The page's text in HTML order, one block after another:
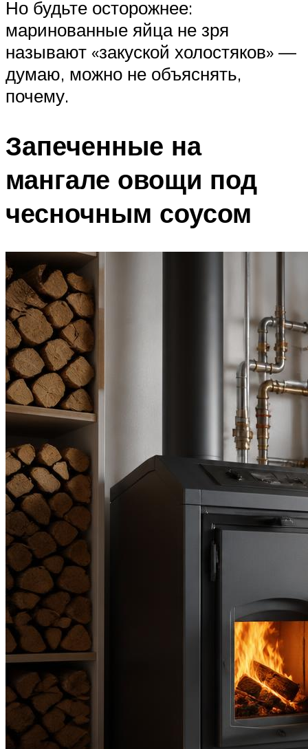
Но будьте осторожнее:
маринованные яйца не зря
называют «закуской холостяков» —
думаю, можно не объяснять,
почему.
Запеченные на
мангале овощи под
чесночным соусом